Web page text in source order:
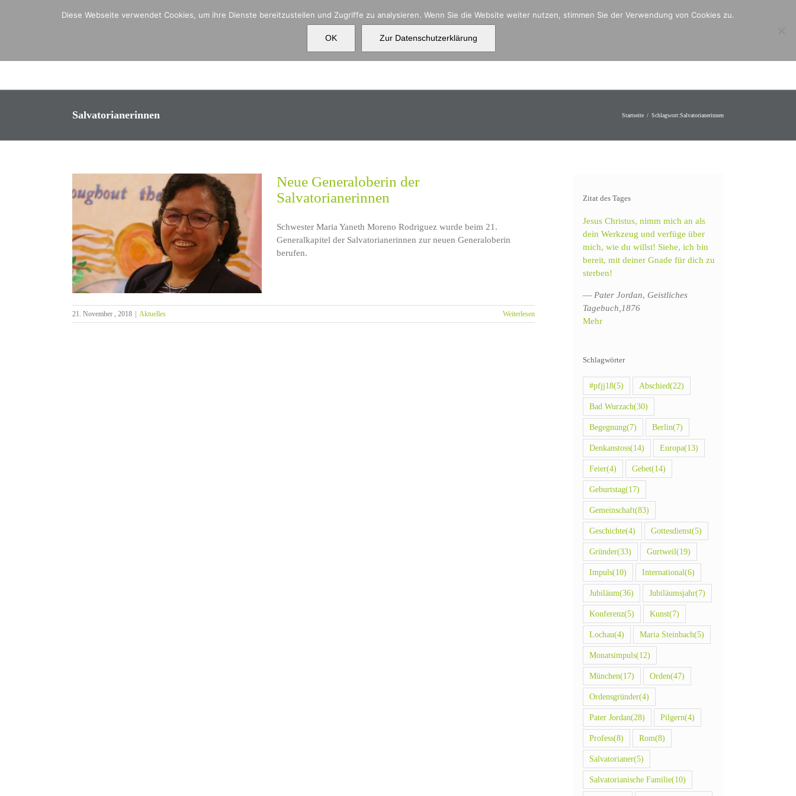
Aktuelles Über uns
Salvatorianerinnen Startseite Schlagwort:Salvatorianerinnen
Neue Generaloberin der
Salvatorianerinnen
Schwester Maria Yaneth Moreno Rodriguez wurde beim 21.
Generalkapitel der Salvatorianerinnen zur neuen Generaloberin
berufen.
21. November , 2018 Aktuelles Weiterlesen
Zitat des Tages
Jesus Christus, nimm mich an als
dein Werkzeug und verfüge über
mich, wie du willst! Siehe, ich bin
bereit, mit deiner Gnade für dich zu
sterben!
— Pater Jordan, Geistliches
Tagebuch,1876
Mehr
Schlagwörter
#pfjj18(5) Abschied(22)
Bad Wurzach(30)
Begegnung(7) Berlin(7)
Denkanstoss(14) Europa(13)
Feier(4) Gebet(14)
Geburtstag(17)
Gemeinschaft(83)
Geschichte(4) Gottesdienst(5)
Gründer(33) Gurtweil(19)
Impuls(10) International(6)
Jubiläum(36) Jubiläumsjahr(7)
Konferenz(5) Kunst(7)
Lochau(4) Maria Steinbach(5)
Monatsimpuls(12)
München(17) Orden(47)
Ordensgründer(4)
Pater Jordan(28) Pilgern(4)
Profess(8) Rom(8)
Salvatorianer(5)
Salvatorianische Familie(10)
Diese Webseite verwendet Cookies, um ihre Dienste bereitzustellen und Zugriffe zu analysieren. Wenn Sie die Website weiter nutzen, stimmen Sie der Verwendung von Cookies zu.
OK Zur Datenschutzerklärung